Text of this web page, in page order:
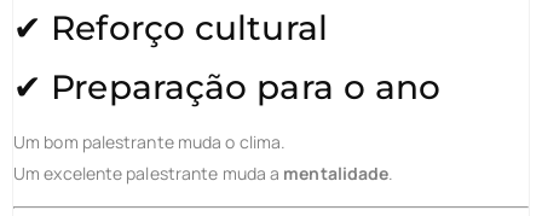
✔ Reforço cultural
✔ Preparação para o ano
Um bom palestrante muda o clima.
Um excelente palestrante muda a mentalidade